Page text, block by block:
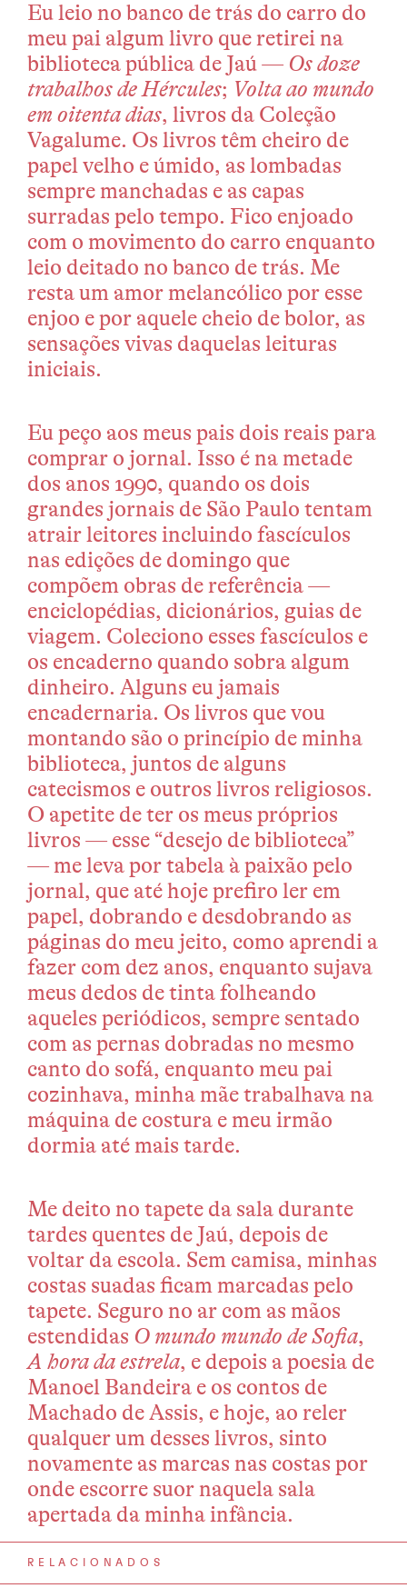
Eu leio no banco de trás do carro do
meu pai algum livro que retirei na
biblioteca pública de Jaú — Os doze
trabalhos de Hércules; Volta ao mundo
em oitenta dias, livros da Coleção
Vagalume. Os livros têm cheiro de
papel velho e úmido, as lombadas
sempre manchadas e as capas
surradas pelo tempo. Fico enjoado
com o movimento do carro enquanto
leio deitado no banco de trás. Me
resta um amor melancólico por esse
enjoo e por aquele cheio de bolor, as
sensações vivas daquelas leituras
iniciais.
Eu peço aos meus pais dois reais para
comprar o jornal. Isso é na metade
dos anos 1990, quando os dois
grandes jornais de São Paulo tentam
atrair leitores incluindo fascículos
nas edições de domingo que
compõem obras de referência —
enciclopédias, dicionários, guias de
viagem. Coleciono esses fascículos e
os encaderno quando sobra algum
dinheiro. Alguns eu jamais
encadernaria. Os livros que vou
montando são o princípio de minha
biblioteca, juntos de alguns
catecismos e outros livros religiosos.
O apetite de ter os meus próprios
livros — esse “desejo de biblioteca”
— me leva por tabela à paixão pelo
jornal, que até hoje prefiro ler em
papel, dobrando e desdobrando as
páginas do meu jeito, como aprendi a
fazer com dez anos, enquanto sujava
meus dedos de tinta folheando
aqueles periódicos, sempre sentado
com as pernas dobradas no mesmo
canto do sofá, enquanto meu pai
cozinhava, minha mãe trabalhava na
máquina de costura e meu irmão
dormia até mais tarde.
Me deito no tapete da sala durante
tardes quentes de Jaú, depois de
voltar da escola. Sem camisa, minhas
costas suadas ficam marcadas pelo
tapete. Seguro no ar com as mãos
estendidas O mundo mundo de Sofia,
A hora da estrela, e depois a poesia de
Manoel Bandeira e os contos de
Machado de Assis, e hoje, ao reler
qualquer um desses livros, sinto
novamente as marcas nas costas por
onde escorre suor naquela sala
apertada da minha infância.
RELACIONADOS